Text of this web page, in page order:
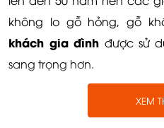
không lo gỗ hỏng, gỗ
khách gia đìnhđược sử
sang trọng hơn.
XEM